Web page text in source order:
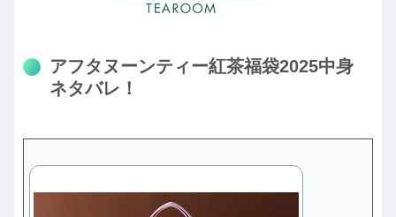
アフタヌーンティー紅茶福袋2025中身
ネタバレ！